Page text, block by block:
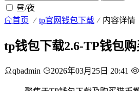
昼/夜
首页 tp官网钱包下载 内容详情
tp钱包下载2.6-TP钱包
qbadmin 2026年03月25日 20:41